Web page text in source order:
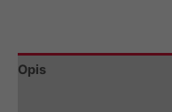
Opis